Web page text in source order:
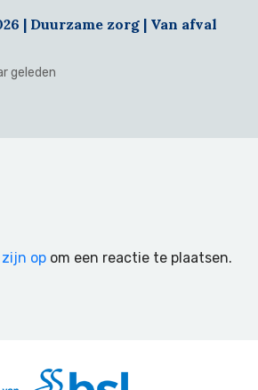
| Duurzame zorg | Van afval
geleden
op om een reactie te plaatsen.